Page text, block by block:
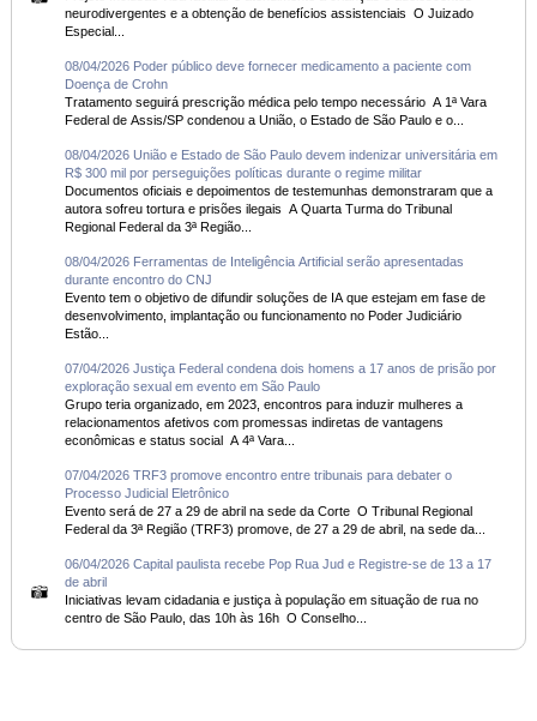
neurodivergentes e a obtenção de benefícios assistenciais O Juizado
Especial...
08/04/2026 Poder público deve fornecer medicamento a paciente com
Doença de Crohn
Tratamento seguirá prescrição médica pelo tempo necessário A 1ª Vara
Federal de Assis/SP condenou a União, o Estado de São Paulo e o...
08/04/2026 União e Estado de São Paulo devem indenizar universitária em
R$ 300 mil por perseguições políticas durante o regime militar
Documentos oficiais e depoimentos de testemunhas demonstraram que a
autora sofreu tortura e prisões ilegais A Quarta Turma do Tribunal
Regional Federal da 3ª Região...
08/04/2026 Ferramentas de Inteligência Artificial serão apresentadas
durante encontro do CNJ
Evento tem o objetivo de difundir soluções de IA que estejam em fase de
desenvolvimento, implantação ou funcionamento no Poder Judiciário
Estão...
07/04/2026 Justiça Federal condena dois homens a 17 anos de prisão por
exploração sexual em evento em São Paulo
Grupo teria organizado, em 2023, encontros para induzir mulheres a
relacionamentos afetivos com promessas indiretas de vantagens
econômicas e status social A 4ª Vara...
07/04/2026 TRF3 promove encontro entre tribunais para debater o
Processo Judicial Eletrônico
Evento será de 27 a 29 de abril na sede da Corte O Tribunal Regional
Federal da 3ª Região (TRF3) promove, de 27 a 29 de abril, na sede da...
06/04/2026 Capital paulista recebe Pop Rua Jud e Registre-se de 13 a 17
de abril
Iniciativas levam cidadania e justiça à população em situação de rua no
centro de São Paulo, das 10h às 16h O Conselho...